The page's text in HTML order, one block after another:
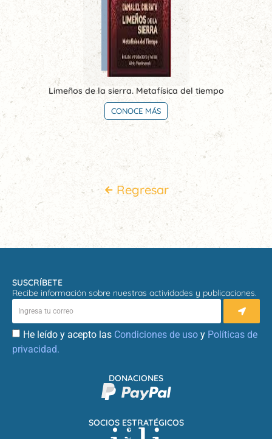
Limeños de la sierra. Metafísica del tiempo
CONOCE MÁS
Regresar
SUSCRÍBETE
Recibe información sobre nuestras actividades y publicaciones.
He leído y acepto las Condiciones de uso y Políticas de
privacidad.
SOCIOS ESTRATÉGICOS
DONACIONES